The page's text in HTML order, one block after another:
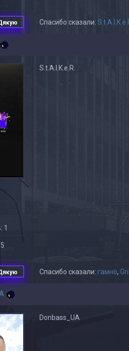
Спасибо сказали:
1
S.t.A.l.K.e.R.
Спасибо сказали: гамно,
Donbass_UA